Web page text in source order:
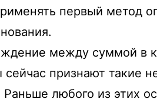
первый метод
между суммой в
признают такие
любого из этих